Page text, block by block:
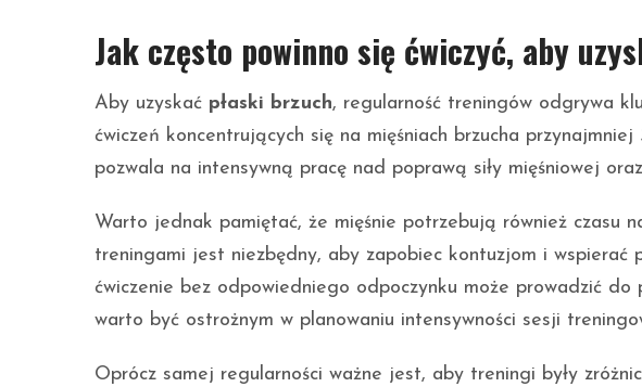
Jak często powinno się ćwiczyć, aby
Aby uzyskać płaski brzuch, regularność treningów odgrywa
ćwiczeń koncentrujących się na mięśniach brzucha przynajmniej
pozwala na intensywną pracę nad poprawą siły mięśniowej
Warto jednak pamiętać, że mięśnie potrzebują również czasu
treningami jest niezbędny, aby zapobiec kontuzjom i wspierać
ćwiczenie bez odpowiedniego odpoczynku może prowadzić
warto być ostrożnym w planowaniu intensywności sesji
Oprócz samej regularności ważne jest, aby treningi były